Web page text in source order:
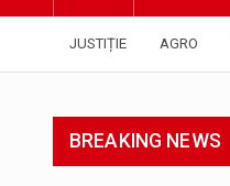
JUSTIȚIE AGRO
BREAKING NEWS